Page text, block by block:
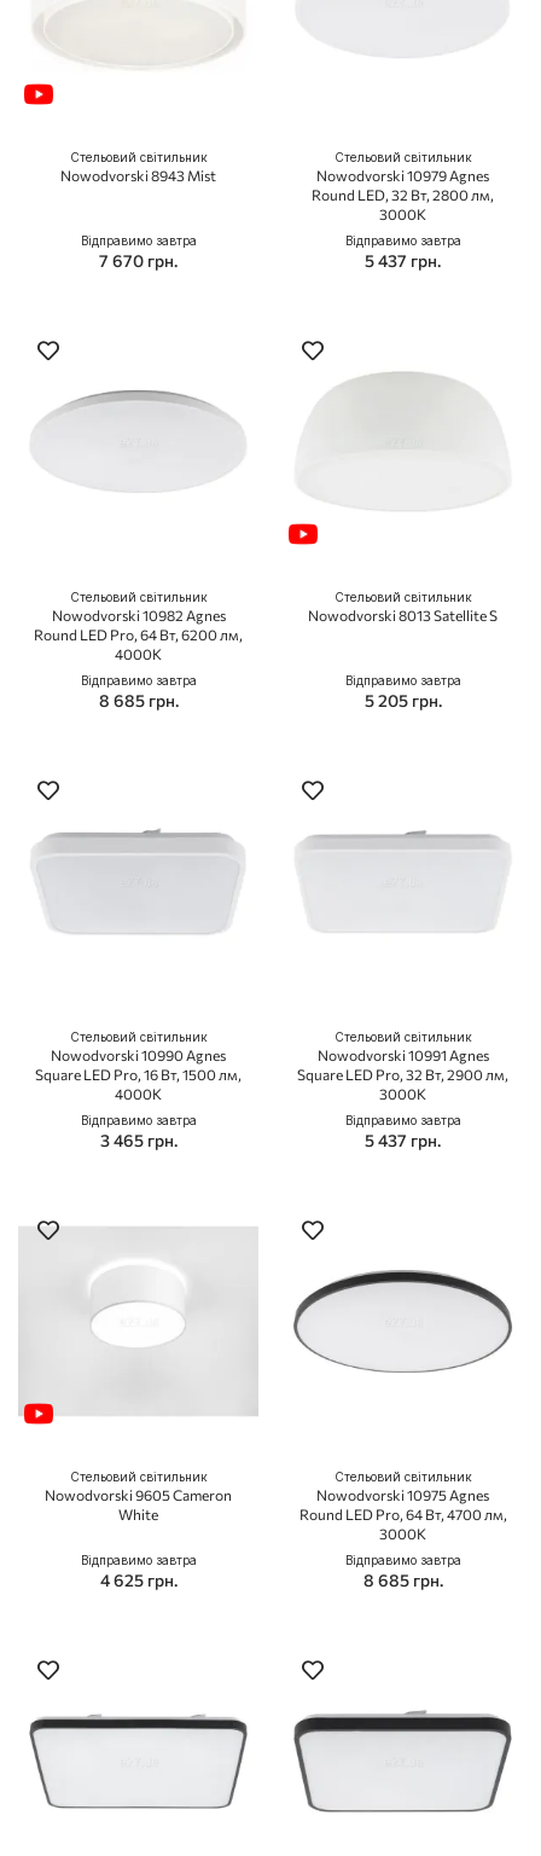
Стельовий світильник
Nowodvorski 8943 Mist
Відправимо завтра
7 670 грн.
Стельовий світильник
Nowodvorski 10979 Agnes
Round LED, 32 Вт, 2800 лм,
3000K
Відправимо завтра
5 437 грн.
Стельовий світильник
Nowodvorski 10982 Agnes
Round LED Pro, 64 Вт, 6200 лм,
4000K
Відправимо завтра
8 685 грн.
Стельовий світильник
Nowodvorski 8013 Satellite S
Відправимо завтра
5 205 грн.
Стельовий світильник
Nowodvorski 10990 Agnes
Square LED Pro, 16 Вт, 1500 лм,
4000K
Відправимо завтра
3 465 грн.
Стельовий світильник
Nowodvorski 10991 Agnes
Square LED Pro, 32 Вт, 2900 лм,
3000K
Відправимо завтра
5 437 грн.
Стельовий світильник
Nowodvorski 9605 Cameron
White
Відправимо завтра
4 625 грн.
Стельовий світильник
Nowodvorski 10975 Agnes
Round LED Pro, 64 Вт, 4700 лм,
3000K
Відправимо завтра
8 685 грн.